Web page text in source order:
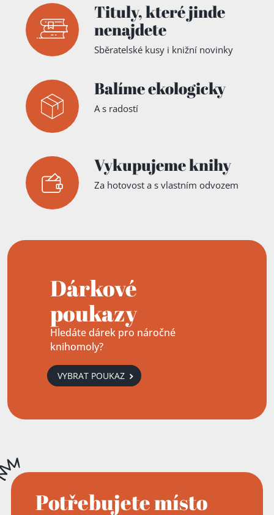
Tituly,které jinde
nenajdete
Sběratelské kusy i knižní novinky
Balíme ekologicky
A s radostí
Vykupujeme knihy
Za hotovost a s vlastním odvozem
Dárkové
poukazy
Hledáte dárek pro náročné
knihomoly?
VYBRAT POUKAZ
Potřebujete místo